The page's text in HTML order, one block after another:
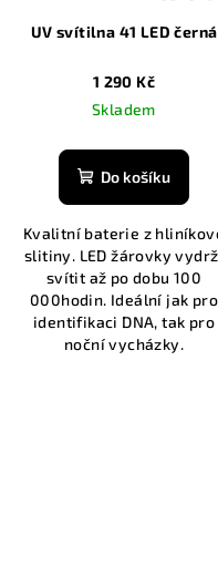
UV svítilna 41 LED černá
1 290 Kč
Skladem
Do košíku
Kvalitní baterie z
slitiny. LED žárovky
svítit až po dobu 100
000hodin. Ideální jak pro
identifikaci DNA, tak pro
noční vycházky.